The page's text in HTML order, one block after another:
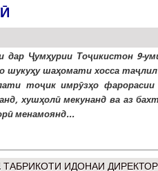
дар Ҷумҳурии Тоҷикистон 9-
шукуҳу шаҳомати хосса
тоҷик имрӯзҳо
хушҳолӣ мекунанд ва аз
менамоянд...
ИДОНАИ